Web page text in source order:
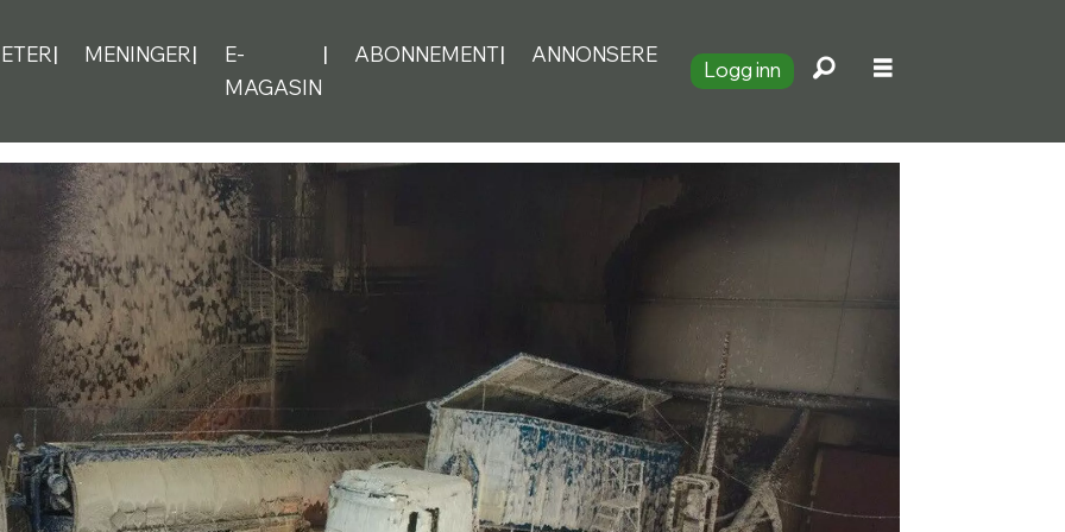
MENINGER
E-
MAGASIN
ABONNEMENT ANNONSERE
Logg inn